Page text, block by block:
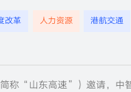
改革 人力资源 港航交通
称“山东高速”）邀请，